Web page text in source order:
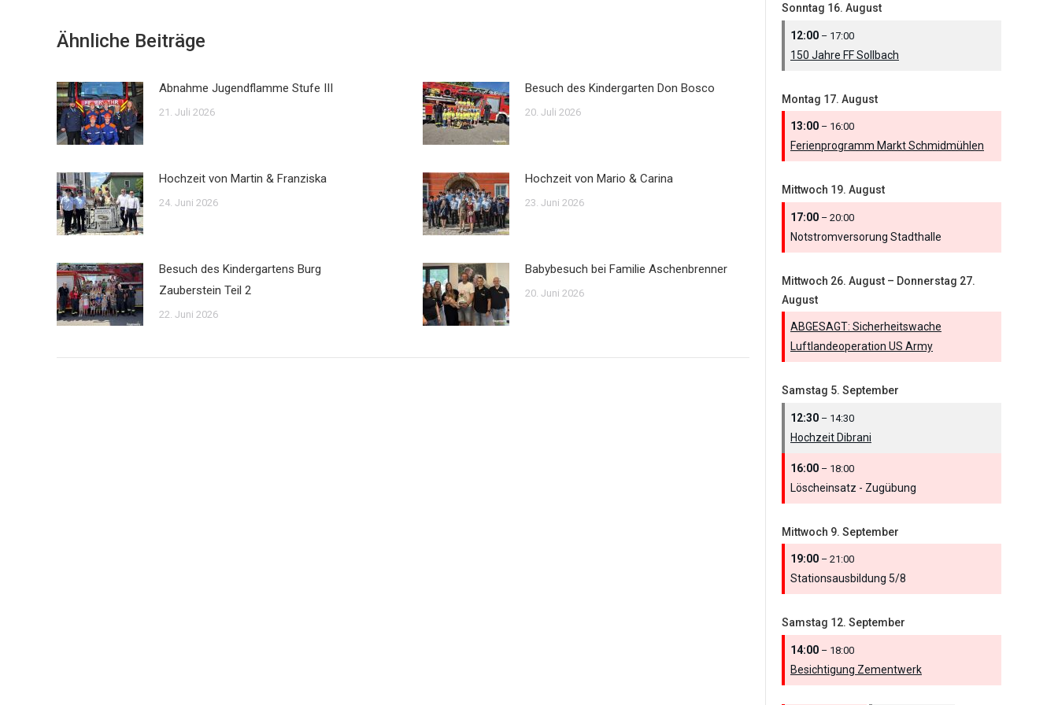
Ähnliche Beiträge
Abnahme Jugendflamme Stufe III
21. Juli 2026
Besuch des Kindergarten Don Bosco
20. Juli 2026
Hochzeit von Martin & Franziska
24. Juni 2026
Hochzeit von Mario & Carina
23. Juni 2026
Besuch des Kindergartens Burg
Zauberstein Teil 2
22. Juni 2026
Babybesuch bei Familie Aschenbrenner
20. Juni 2026
Sonntag 16. August
12:00 – 17:00
150 Jahre FF Sollbach
Montag 17. August
13:00 – 16:00
Ferienprogramm Markt Schmidmühlen
Mittwoch 19. August
17:00 – 20:00
Notstromversorung Stadthalle
Mittwoch 26. August – Donnerstag 27.
August
ABGESAGT: Sicherheitswache
Luftlandeoperation US Army
Samstag 5. September
12:30 – 14:30
Hochzeit Dibrani
16:00 – 18:00
Löscheinsatz - Zugübung
Mittwoch 9. September
19:00 – 21:00
Stationsausbildung 5/8
Samstag 12. September
14:00 – 18:00
Besichtigung Zementwerk